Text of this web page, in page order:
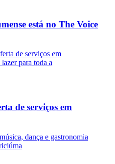
está no The Voice
de serviços em